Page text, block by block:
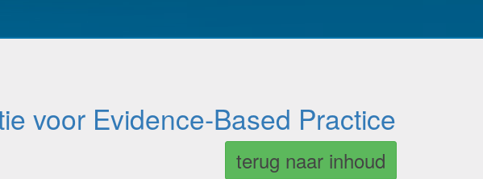
voor Evidence-Based Practice
terug naar inhoud